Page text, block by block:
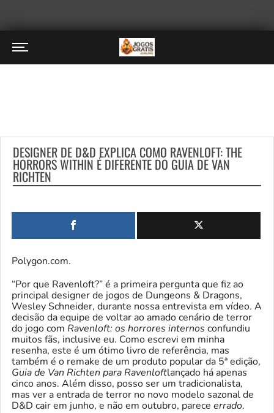
DESIGNER DE D&D EXPLICA COMO RAVENLOFT: THE
HORRORS WITHIN É DIFERENTE DO GUIA DE VAN
RICHTEN
Polygon.com.
“Por que Ravenloft?” é a primeira pergunta que fiz ao
principal designer de jogos de Dungeons & Dragons,
Wesley Schneider, durante nossa entrevista em vídeo. A
decisão da equipe de voltar ao amado cenário de terror
do jogo com Ravenloft: os horrores internos confundiu
muitos fãs, inclusive eu. Como escrevi em minha
resenha, este é um ótimo livro de referência, mas
também é o remake de um produto popular da 5ª edição,
Guia de Van Richten para Ravenloftlançado há apenas
cinco anos. Além disso, posso ser um tradicionalista,
mas ver a entrada de terror no novo modelo sazonal de
D&D cair em junho, e não em outubro, parece errado.